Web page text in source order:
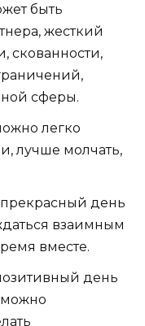
быть
жесткий
скованности,
сферы.
легко
лучше молчать,
день
взаимным
вместе.
день